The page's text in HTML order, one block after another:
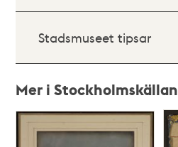
Stadsmuseet tipsar
Mer i Stockholmskällan
Relaterade
poster